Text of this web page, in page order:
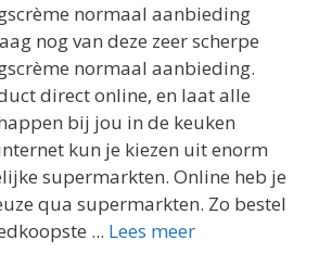
normaal aanbieding
nog van deze zeer scherpe
normaal aanbieding.
direct online, en laat alle
bij jou in de keuken
kun je kiezen uit enorm
supermarkten. Online heb je
qua supermarkten. Zo bestel
... Lees meer